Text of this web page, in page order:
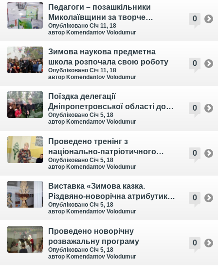
0
Педагоги – позашкільники
Миколаївщини за творче
самовираження та професійне
самовдосконалення
Опубліковано Січ 11, 18
автор Komendantov Volodumur
0
Зимова наукова предметна
школа розпочала свою роботу
Опубліковано Січ 11, 18
автор Komendantov Volodumur
0
Поїздка делегації
Дніпропетровської області до
Національного еколого-
натуралістичного центру
учнівської молоді Міністерства
освіти і науки України (м. Київ)
Опубліковано Січ 5, 18
автор Komendantov Volodumur
0
Проведено тренінг з
національно-патріотичного
виховання за матеріалами
тренінгу «З Україною в серці!»
Опубліковано Січ 5, 18
автор Komendantov Volodumur
0
Виставка «Зимова казка.
Різдвяно-новорічна атрибутика»
в Українському домі «Перемога»
м. Тернополя
Опубліковано Січ 5, 18
автор Komendantov Volodumur
0
Проведено новорічну
розважальну програму
Опубліковано Січ 5, 18
автор Komendantov Volodumur